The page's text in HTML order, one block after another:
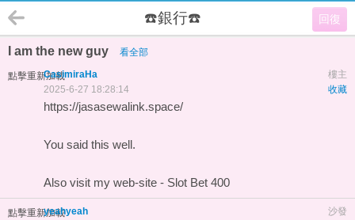
回復
☎️銀行☎️
I am the new guy 看全部
點擊重新加載 樓主
CasimiraHa
收藏
2025-6-27 18:28:14
https://jasasewalink.space/
You said this well.
Also visit my web-site - Slot Bet 400
點擊重新加載 沙發
yeahyeah